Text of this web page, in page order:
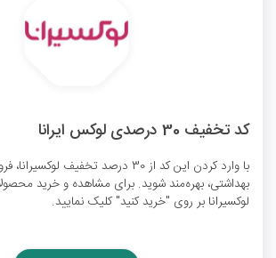
کد تخفیف 30 درصدی لوکس ایرانا
با وارد کردن این کد از 30 درصد تخفیف
بهداشتی، بهره‌مند شوید. برای مشاهده و خرید
لوکسیرانا بر روی "خرید کنید" کلیک نمایید.